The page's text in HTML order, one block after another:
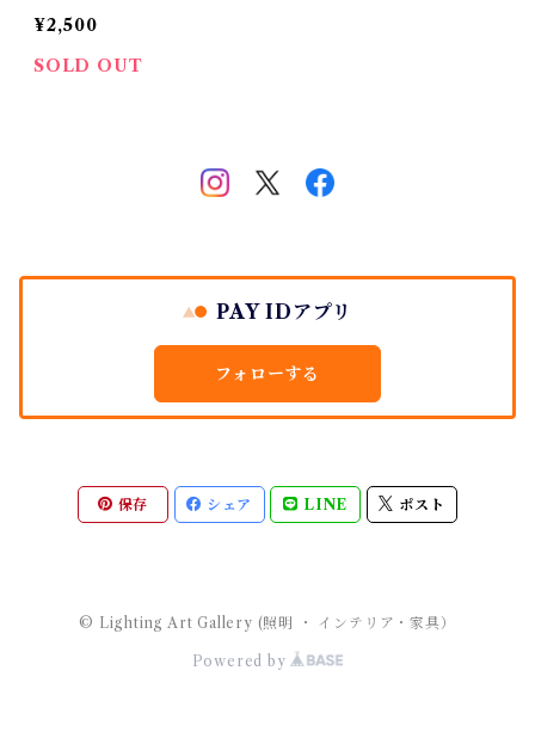
がれる技と魂 - / 田中紀彦
¥2,500
SOLD OUT
PAY IDアプリ
フォローする
保存 シェア LINE ポスト
© Lighting Art Gallery (照明 ・ インテリア・家具）
Powered by